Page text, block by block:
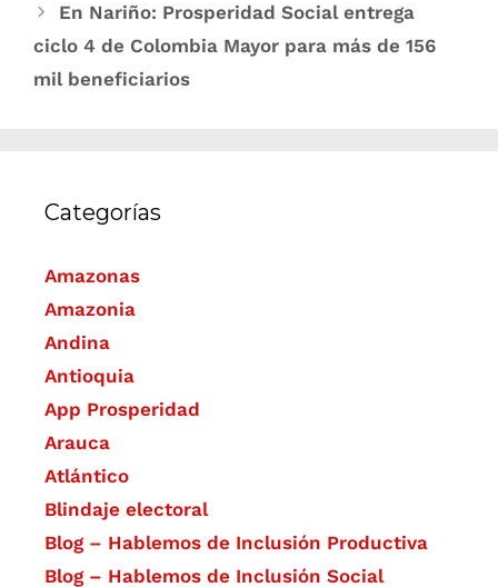
En Nariño: Prosperidad Social entrega
ciclo 4 de Colombia Mayor para más de 156
mil beneficiarios
Categorías
Amazonas
Amazonia
Andina
Antioquia
App Prosperidad
Arauca
Atlántico
Blindaje electoral
Blog – Hablemos de Inclusión Productiva
Blog – Hablemos de Inclusión Social